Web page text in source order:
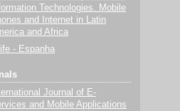
Technologies. Mobile
and Internet in Latin
and Africa
- Espanha
Journal of E-
and Mobile Applications